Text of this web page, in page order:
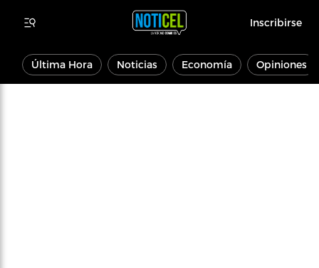
Inscribirse
Última Hora Noticias Economía Opiniones